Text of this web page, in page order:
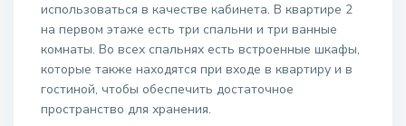
использоваться в качестве кабинета. В квартире 2
на первом этаже есть три спальни и три ванные
комнаты. Во всех спальнях есть встроенные шкафы,
которые также находятся при входе в квартиру и в
гостиной, чтобы обеспечить достаточное
пространство для хранения.